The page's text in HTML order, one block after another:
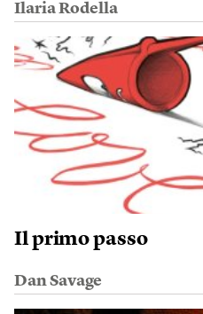
Ilaria Rodella
Il primo passo
Dan Savage